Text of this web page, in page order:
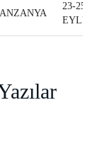
23-25
EYLÜL